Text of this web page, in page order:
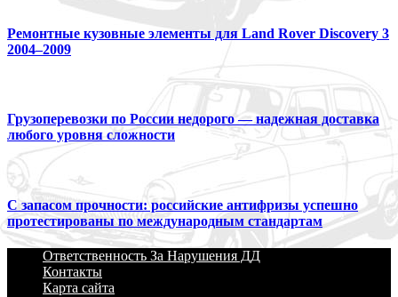
Ремонтные кузовные элементы для Land Rover Discovery 3
2004–2009
Грузоперевозки по России недорого — надежная доставка
любого уровня сложности
С запасом прочности: российские антифризы успешно
протестированы по международным стандартам
Ответственность За Нарушения ДД
Контакты
Карта сайта